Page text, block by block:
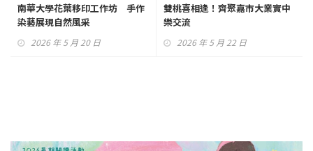
南華大學花葉移印工作坊 手作
染藝展現自然風采
2026 年 5 月 20 日
雙桃喜相逢！齊聚嘉市大業實中
樂交流
2026 年 5 月 22 日